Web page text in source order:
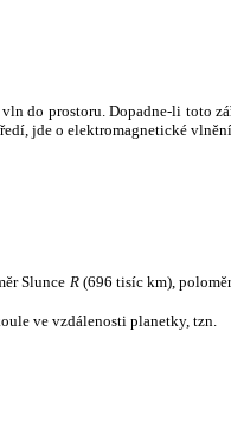
do prostoru. Dopadne-li toto
jde o elektromagnetické
Slunce R(696 tisíc km),
ve vzdálenosti planetky, tzn.